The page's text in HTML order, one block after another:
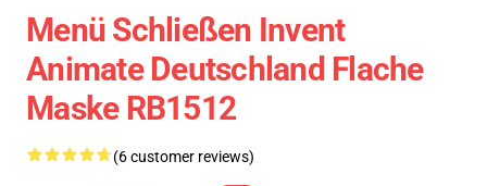
Menü Schließen Invent
Animate Deutschland Flache
Maske RB1512
(6 customer reviews)